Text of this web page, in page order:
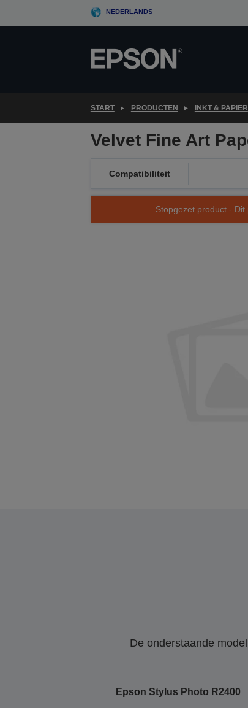
NEDERLANDS
START PRODUCTEN INKT & PAPIER
Velvet Fine Art
Compatibiliteit
Stopgezet product -
De onderstaande
Epson Stylus Photo R2400